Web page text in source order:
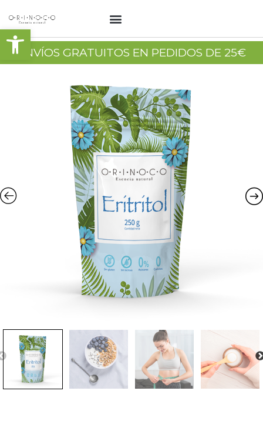
Abrir barra de herramientas
ENVÍOS GRATUITOS EN PEDIDOS DE 25€